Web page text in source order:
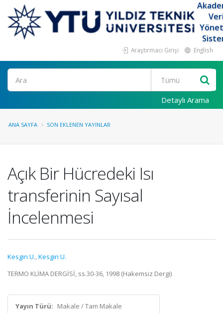
Araştırmacı Girişi English
Ara
Detaylı Arama
ANA SAYFA SON EKLENEN YAYINLAR
Açık Bir Hücredeki Isı
transferinin Sayısal
İncelenmesi
Kesgin U.,Kesgin U.
TERMO KLİMA DERGİSİ, ss.30-36, 1998 (Hakemsiz Dergi)
Yayın Türü: Makale / Tam Makale